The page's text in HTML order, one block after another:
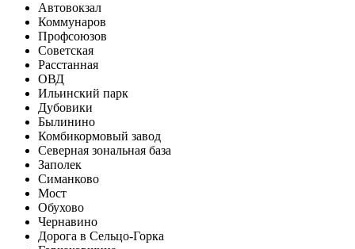
Автовокзал
Коммунаров
Профсоюзов
Советская
Расстанная
ОВД
Ильинский парк
Дубовики
Былинино
Комбикормовый завод
Северная зональная база
Заполек
Симанково
Мост
Обухово
Чернавино
Дорога в Сельцо-Горка